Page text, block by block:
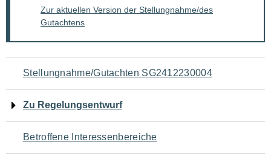
Zur aktuellen Version der Stellungnahme/des
Gutachtens
Navigation
für
den
Seiteninhalt
Stellungnahme/Gutachten SG2412230004
Zu Regelungsentwurf
Betroffene Interessenbereiche